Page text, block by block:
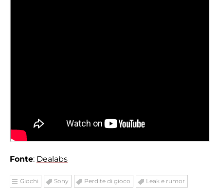
Fonte: Dealabs
Giochi Sony Perdite di gioco Leak e rumor